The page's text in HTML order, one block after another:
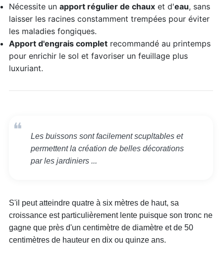
Nécessite un apport régulier de chauxet d'eau, sans
laisser les racines constamment trempées pour éviter
les maladies fongiques.
Apport d'engrais completrecommandé au printemps
pour enrichir le sol et favoriser un feuillage plus
luxuriant.
Les buissons sont facilement scupltables et
permettent la création de belles décorations
par les jardiniers ...
S'il peut atteindre quatre à six mètres de haut, sa
croissance est particulièrement lente puisque son tronc ne
gagne que près d'un centimètre de diamètre et de 50
centimètres de hauteur en dix ou quinze ans.